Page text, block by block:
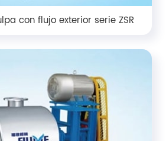
con flujo exterior serie ZSR